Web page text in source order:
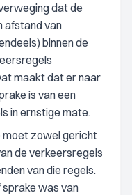
dat de
afstand van
binnen de
maakt dat er naar
is van een
in ernstige mate.
moet zowel gericht
de verkeersregels
van die regels.
was van